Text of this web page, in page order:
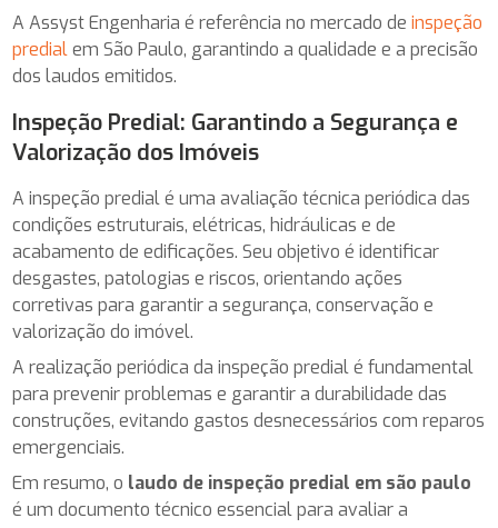
A Assyst Engenharia é referência no mercado deinspeção
predialem São Paulo, garantindo a qualidade e a precisão
dos laudos emitidos.
Inspeção Predial: Garantindo a Segurança e
Valorização dos Imóveis
A inspeção predial é uma avaliação técnica periódica das
condições estruturais, elétricas, hidráulicas e de
acabamento de edificações. Seu objetivo é identificar
desgastes, patologias e riscos, orientando ações
corretivas para garantir a segurança, conservação e
valorização do imóvel.
A realização periódica da inspeção predial é fundamental
para prevenir problemas e garantir a durabilidade das
construções, evitando gastos desnecessários com reparos
emergenciais.
Em resumo, o laudo de inspeção predial em são paulo
é um documento técnico essencial para avaliar a